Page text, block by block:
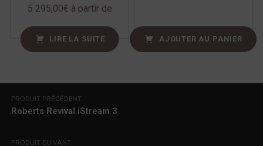
5 295,00€ à partir de
LIRE LA SUITE AJOUTER AU PANIER
Navigation de l’article
PRODUIT PRÉCÉDENT
Roberts Revival iStream 3
PRODUIT SUIVANT